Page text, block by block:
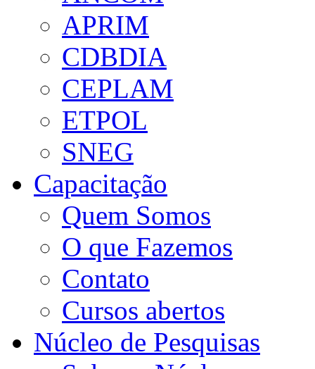
APRIM
CDBDIA
CEPLAM
ETPOL
SNEG
Capacitação
Quem Somos
O que Fazemos
Contato
Cursos abertos
Núcleo de Pesquisas